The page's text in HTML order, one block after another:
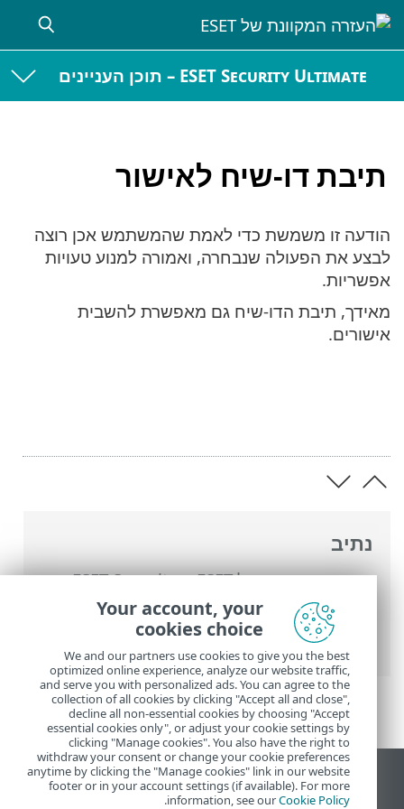
ESET Security Ultimate – תוכן העניינים
תיבת דו-שיח לאישור
נתיב
העזרה המקוונת של ESET >
ESET Security
Ultimate
> הגדרות מתקדמות> הגנות>
על לקוח דוא"ל
>הגנת תיבת דואר
> תיבת דו-שיח לאישור
הודעה זו משמשת כדי לאמת שהמשתמש אכן רוצה
לבצע את הפעולה שנבחרה, ואמורה למנוע טעויות
אפשריות.
מאידך, תיבת הדו-שיח גם מאפשרת להשבית
אישורים.
הצג את האתר למחשב
Your account, your
cookies choice
We and our partners use cookies to give you the best
optimized online experience, analyze our website traffic,
and serve you with personalized ads. You can agree to the
collection of all cookies by clicking "Accept all and close",
decline all non-essential cookies by choosing "Accept
essential cookies only", or adjust your cookie settings by
clicking "Manage cookies". You also have the right to
withdraw your consent or change your cookie preferences
anytime by clicking the "Manage cookies" link in our website
footer or in your account settings (if available). For more
information, see ourCookie Policy
.